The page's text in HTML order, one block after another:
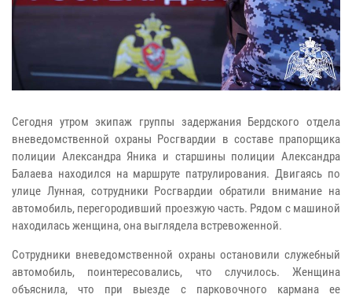
Сегодня утром экипаж группы задержания Бердского отдела
вневедомственной охраны Росгвардии в составе прапорщика
полиции Александра Яника и старшины полиции Александра
Балаева находился на маршруте патрулирования. Двигаясь по
улице Лунная, сотрудники Росгвардии обратили внимание на
автомобиль, перегородивший проезжую часть. Рядом с машиной
находилась женщина, она выглядела встревоженной.
Сотрудники вневедомственной охраны остановили служебный
автомобиль, поинтересовались, что случилось. Женщина
объяснила, что при выезде с парковочного кармана ее